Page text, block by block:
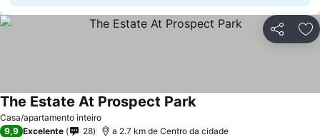
Partilhar
Casa/apartamento inteiro
The Estate At Prospect Park
9,9 Excelente 28 a 2.7 km de Centro da cidade